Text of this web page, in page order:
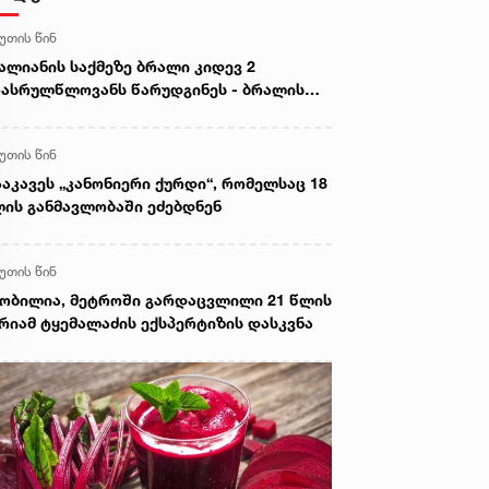
წინ
საქმეზე ბრალი კიდევ 2
წარუდგინეს - ბრალის
პატიმრობა ემუქრებათ
წინ
„კანონიერი ქურდი“, რომელსაც 18
განმავლობაში ეძებდნენ
წინ
მეტროში გარდაცვლილი 21 წლის
ტყემალაძის ექსპერტიზის დასკვნა